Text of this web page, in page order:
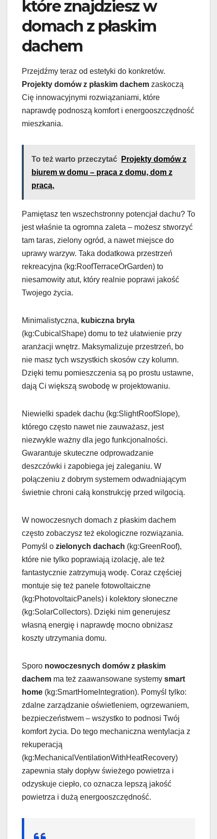
które znajdziesz w
domach z płaskim
dachem
Przejdźmy teraz od estetyki do konkretów.
Projekty domów z płaskim dachem zaskoczą
Cię innowacyjnymi rozwiązaniami, które
naprawdę podnoszą komfort i energooszczędność
mieszkania.
To też warto przeczytać
Projekty domów z
biurem w domu – praca z domu, dom z
pracą.
Pamiętasz ten wszechstronny potencjał dachu? To
jest właśnie ta ogromna zaleta – możesz stworzyć
tam taras, zielony ogród, a nawet miejsce do
uprawy warzyw. Taka dodatkowa przestrzeń
rekreacyjna (kg:RoofTerraceOrGarden) to
niesamowity atut, który realnie poprawi jakość
Twojego życia.
Minimalistyczna, kubiczna bryła
(kg:CubicalShape) domu to też ułatwienie przy
aranżacji wnętrz. Maksymalizuje przestrzeń, bo
nie masz tych wszystkich skosów czy kolumn.
Dzięki temu pomieszczenia są po prostu ustawne,
dają Ci większą swobodę w projektowaniu.
Niewielki spadek dachu (kg:SlightRoofSlope),
którego często nawet nie zauważasz, jest
niezwykle ważny dla jego funkcjonalności.
Gwarantuje skuteczne odprowadzanie
deszczówki i zapobiega jej zaleganiu. W
połączeniu z dobrym systemem odwadniającym
świetnie chroni całą konstrukcję przed wilgocią.
W nowoczesnych domach z płaskim dachem
często zobaczysz też ekologiczne rozwiązania.
Pomyśl o zielonych dachach (kg:GreenRoof),
które nie tylko poprawiają izolację, ale też
fantastycznie zatrzymują wodę. Coraz częściej
montuje się też panele fotowoltaiczne
(kg:PhotovoltaicPanels) i kolektory słoneczne
(kg:SolarCollectors). Dzięki nim generujesz
własną energię i naprawdę mocno obniżasz
koszty utrzymania domu.
Sporo nowoczesnych domów z płaskim
dachem ma też zaawansowane systemy smart
home (kg:SmartHomeIntegration). Pomyśl tylko:
zdalne zarządzanie oświetleniem, ogrzewaniem,
bezpieczeństwem – wszystko to podnosi Twój
komfort życia. Do tego mechaniczna wentylacja z
rekuperacją
(kg:MechanicalVentilationWithHeatRecovery)
zapewnia stały dopływ świeżego powietrza i
odzyskuje ciepło, co oznacza lepszą jakość
powietrza i dużą energooszczędność.